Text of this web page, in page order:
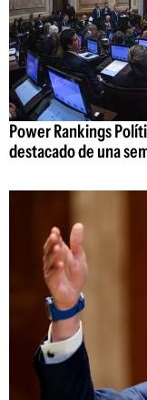
Power Rankings
destacado de una